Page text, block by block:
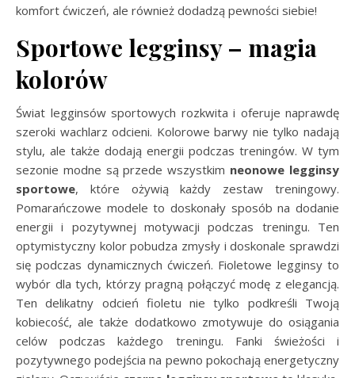
komfort ćwiczeń, ale również dodadzą pewności siebie!
Sportowe legginsy – magia
kolorów
Świat legginsów sportowych rozkwita i oferuje naprawdę
szeroki wachlarz odcieni. Kolorowe barwy nie tylko nadają
stylu, ale także dodają energii podczas treningów. W tym
sezonie modne są przede wszystkim neonowe legginsy
sportowe, które ożywią każdy zestaw treningowy.
Pomarańczowe modele to doskonały sposób na dodanie
energii i pozytywnej motywacji podczas treningu. Ten
optymistyczny kolor pobudza zmysły i doskonale sprawdzi
się podczas dynamicznych ćwiczeń. Fioletowe legginsy to
wybór dla tych, którzy pragną połączyć modę z elegancją.
Ten delikatny odcień fioletu nie tylko podkreśli Twoją
kobiecość, ale także dodatkowo zmotywuje do osiągania
celów podczas każdego treningu. Fanki świeżości i
pozytywnego podejścia na pewno pokochają energetyczny